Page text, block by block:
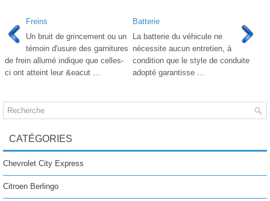
Freins
Un bruit de grincement ou un
témoin d'usure des garnitures
de frein allumé indique que celles-
ci ont atteint leur &eacut ...
Batterie
La batterie du véhicule ne
nécessite aucun entretien, à
condition que le style de conduite
adopté garantisse ...
CATÉGORIES
Chevrolet City Express
Citroen Berlingo